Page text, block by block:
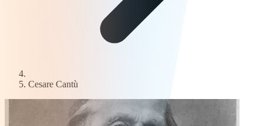
Cesare Cantù